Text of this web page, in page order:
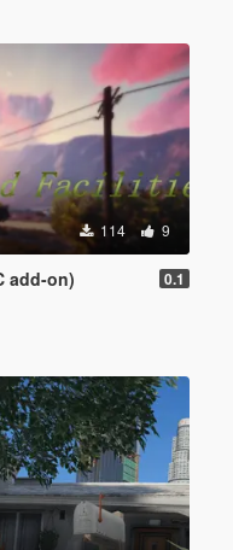
114 9
add-on) 0.1